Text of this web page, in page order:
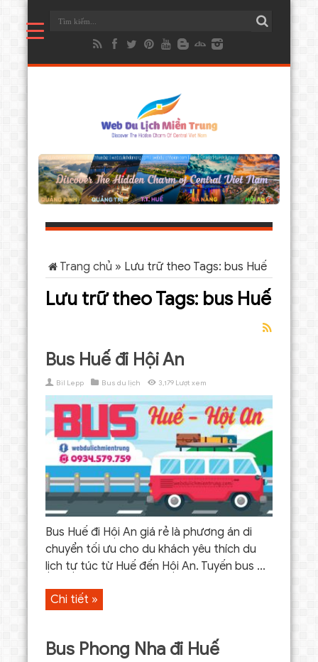
Trang chủ » Lưu trữ theo Tags: bus Huế
Lưu trữ theo Tags: bus Huế
Bus Huế đi Hội An
Bil Lepp Bus du lịch 3,179 Lượt xem
Bus Huế đi Hội An giá rẻ là phương án di
chuyển tối ưu cho du khách yêu thích du
lịch tự túc từ Huế đến Hội An. Tuyến bus ...
Chi tiết »
Bus Phong Nha đi Huế